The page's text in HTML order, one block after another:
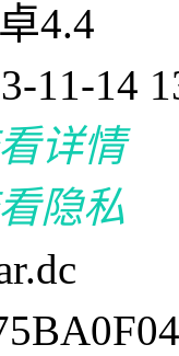
4.4
11-14
详情
隐私